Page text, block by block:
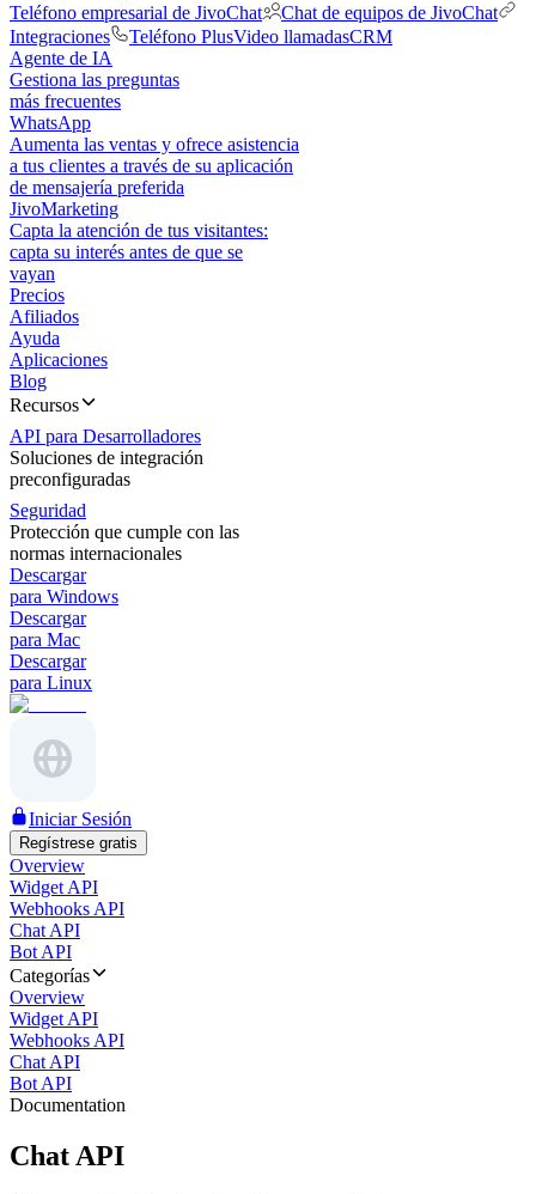
Teléfono empresarial de JivoChat
Chat de equipos de JivoChat
Integraciones
Teléfono PlusVideo llamadasCRM
Agente de IA
Gestiona las preguntas
más frecuentes
WhatsApp
Aumenta las ventas y ofrece asistencia
a tus clientes a través de su aplicación
de mensajería preferida
JivoMarketing
Capta la atención de tus visitantes:
capta su interés antes de que se
vayan
Precios
Afiliados
Ayuda
Aplicaciones
Blog
Recursos
API para Desarrolladores
Soluciones de integración
preconfiguradas
Seguridad
Protección que cumple con las
normas internacionales
Descargar
para Windows
Descargar
para Mac
Descargar
para Linux
Iniciar Sesión
Regístrese gratis
Overview
Widget API
Webhooks API
Chat API
Bot API
Categorías
Overview
Widget API
Webhooks API
Chat API
Bot API
Documentation
Chat API